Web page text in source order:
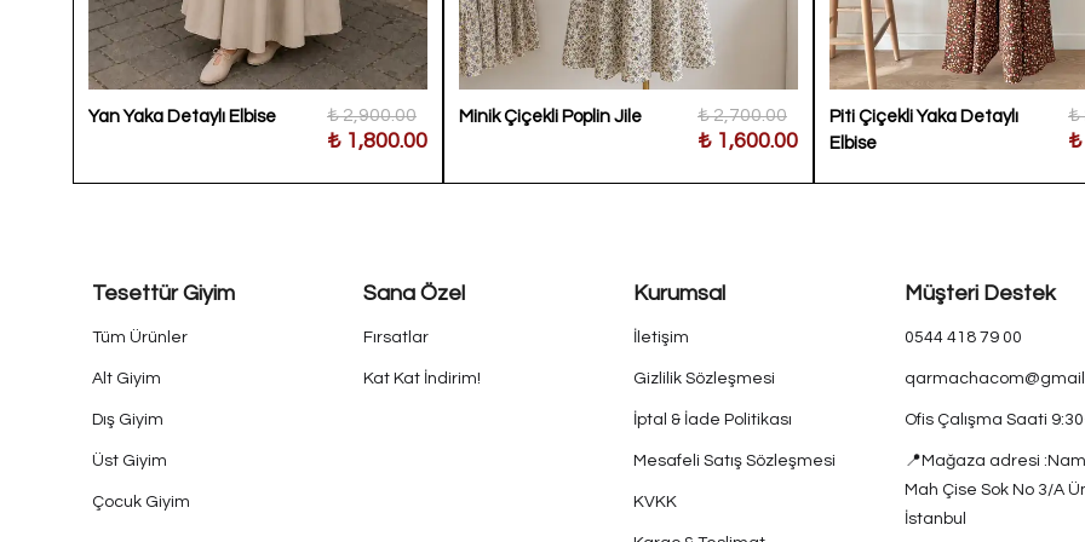
Yan Yaka Detaylı Elbise ₺ 2,900.00
₺ 1,800.00
Minik Çiçekli Poplin Jile ₺ 2,700.00
₺ 1,600.00
Piti Çiçekli Yaka Detaylı
Elbise
₺
₺
Tesettür Giyim
Tüm Ürünler
Alt Giyim
Dış Giyim
Üst Giyim
Çocuk Giyim
Sana Özel
Fırsatlar
Kat Kat İndirim!
Kurumsal
İletişim
Gizlilik Sözleşmesi
İptal & İade Politikası
Mesafeli Satış Sözleşmesi
KVKK
Müşteri Destek
0544 418 79 00
Ofis Çalışma Saati
📍Mağaza adresi
Mah Çise Sok No 3/A
İstanbul